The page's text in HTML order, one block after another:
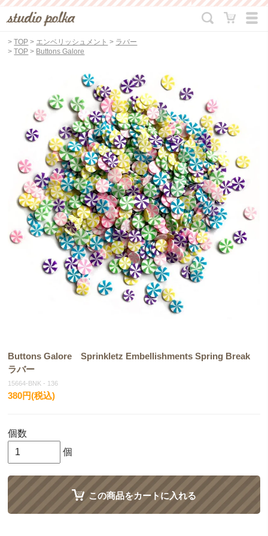
>TOP > エンベリッシュメント > ラバー
>TOP > Buttons Galore
Buttons Galore Sprinkletz Embellishments Spring Break
ラバー
15664-BNK - 136
380円(税込)
個数
個
この商品をカートに入れる